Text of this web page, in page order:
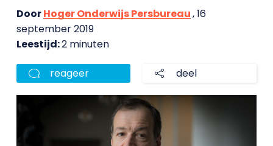
DoorHoger Onderwijs Persbureau, 16
september 2019
Leestijd:2 minuten
reageer deel